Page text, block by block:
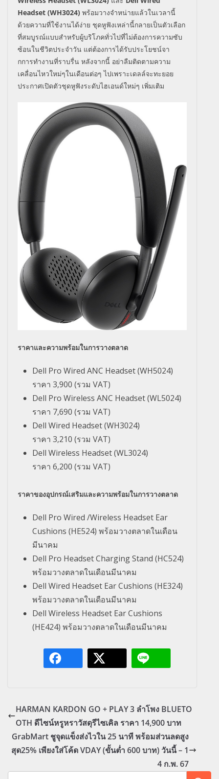
Headset (WH3024) พร้อมวางจำหน่ายแล้วในเวลานี้
ด้วยความที่ใช้งานได้ง่าย ชุดหูฟังเหล่านี้กลายเป็นตัวเลือก
ที่สมบูรณ์แบบสําหรับผู้บริโภคทั่วไปที่ไม่ต้องการความซับ
ซ้อนในชีวิตประจําวัน แต่ต้องการได้รับประโยชน์จา
กการทํางานที่ราบรื่น หลังจากนี้ อย่าลืมติดตามความ
เคลื่อนไหวใหม่ๆในเดือนต่อๆ ไปเพราะเดลล์จะทะยอย
ประกาศเปิดตัวชุดหูฟังระดับไฮเอนด์ใหม่ๆ เพิ่มเติม
ราคาและความพร้อมในการวางตลาด
Dell Pro Wired ANC Headset (WH5024)
ราคา 3,900 (รวม VAT)
Dell Pro Wireless ANC Headset (WL5024)
ราคา 7,690 (รวม VAT)
Dell Wired Headset (WH3024)
ราคา 3,210 (รวม VAT)
Dell Wireless Headset (WL3024)
ราคา 6,200 (รวม VAT)
ราคาของอุปกรณ์เสริมและความพร้อมในการวางตลาด
Dell Pro Wired /Wireless Headset Ear
Cushions (HE524) พร้อมวางตลาดในเดือน
มีนาคม
Dell Pro Headset Charging Stand (HC524)
พร้อมวางตลาดในเดือนมีนาคม
Dell Wired Headset Ear Cushions (HE324)
พร้อมวางตลาดในเดือนมีนาคม
Dell Wireless Headset Ear Cushions
(HE424) พร้อมวางตลาดในเดือนมีนาคม
HARMAN KARDON GO + PLAY 3 ลำโพง BLUETO
OTH ดีไซน์หรูหราวัสดุรีไซเคิล ราคา 14,900 บาท
GrabMart ชูจุดแข็งส่งไวใน 25 นาที พร้อมส่วนลดสูง
สุด25% เพียงใส่โค้ด VDAY (ขั้นต่ำ 600 บาท) วันนี้ – 1
4 ก.พ. 67